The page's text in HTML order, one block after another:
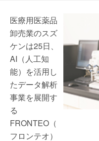
医療用医薬品
卸売業のスズ
ケンは25日、
AI（人工知
能）を活用し
たデータ解析
事業を展開す
る
FRONTEO（
フロンテオ）